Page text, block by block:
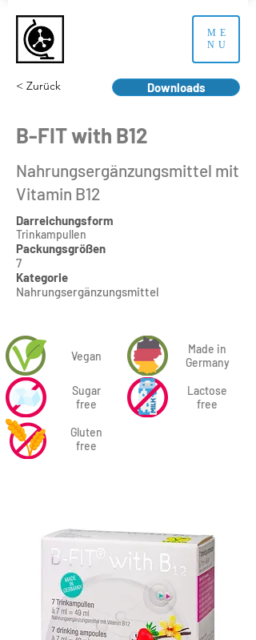
ME
NU
< Zurück Downloads
B-FIT with B12
Nahrungsergänzungsmittel mit
Vitamin B12
Darreichungsform
Trinkampullen
Packungsgrößen
7
Kategorie
Nahrungsergänzungsmittel
Vegan
Made in
Germany
Sugar
free
Lactose
free
Gluten
free